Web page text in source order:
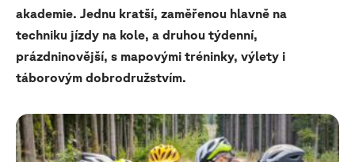
akademie. Jednu kratší, zaměřenou hlavně na
techniku jízdy na kole, a druhou týdenní,
prázdninovější, s mapovými tréninky, výlety i
táborovým dobrodružstvím.